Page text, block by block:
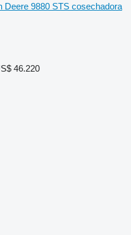
Deere 9880 STS cosechadora
46.220